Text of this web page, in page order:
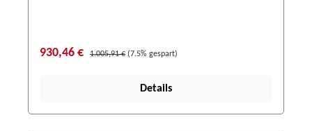
930,46 € 1.005,91 € (7.5% gespart)
Details